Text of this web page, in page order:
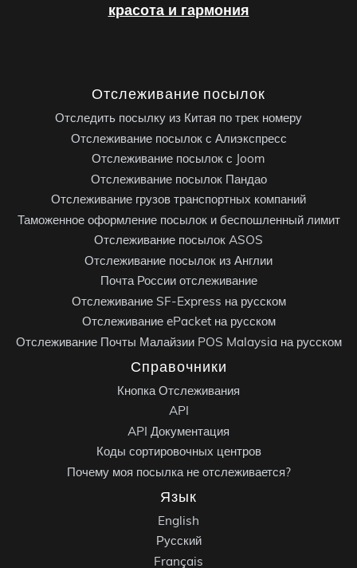
красота и гармония
Отслеживание посылок
Отследить посылку из Китая по трек номеру
Отслеживание посылок с Алиэкспресс
Отслеживание посылок с Joom
Отслеживание посылок Пандао
Отслеживание грузов транспортных компаний
Таможенное оформление посылок и беспошленный лимит
Отслеживание посылок ASOS
Отслеживание посылок из Англии
Почта России отслеживание
Отслеживание SF-Express на русском
Отслеживание ePacket на русском
Отслеживание Почты Малайзии POS Malaysia на русском
Справочники
Кнопка Отслеживания
API
API Документация
Коды сортировочных центров
Почему моя посылка не отслеживается?
Язык
English
Русский
Français